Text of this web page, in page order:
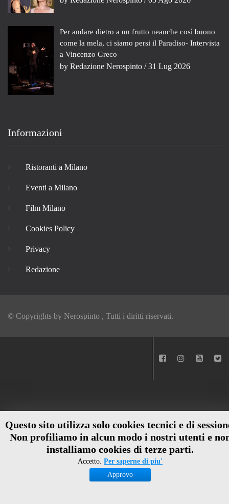
Questo sito utilizza solo cookies tecnici e di
Non profiliamo in alcun modo i nostri utenti e
installiamo cookies di terze parti.
Accetto. Per saperne di piu'
Approvo
Per andare dietro a un frutto neanche così buono
come la mela, ci siamo persi il Paradiso- Intervista
a Vincenzo Greco
by Redazione Nerospinto / 31 Lug 2026
Informazioni
Ristoranti a Milano
Eventi a Milano
Film Milano
Cookies Policy
Privacy
Redazione
© Copyrights by Nerospinto , Tutti i diritti riservati.